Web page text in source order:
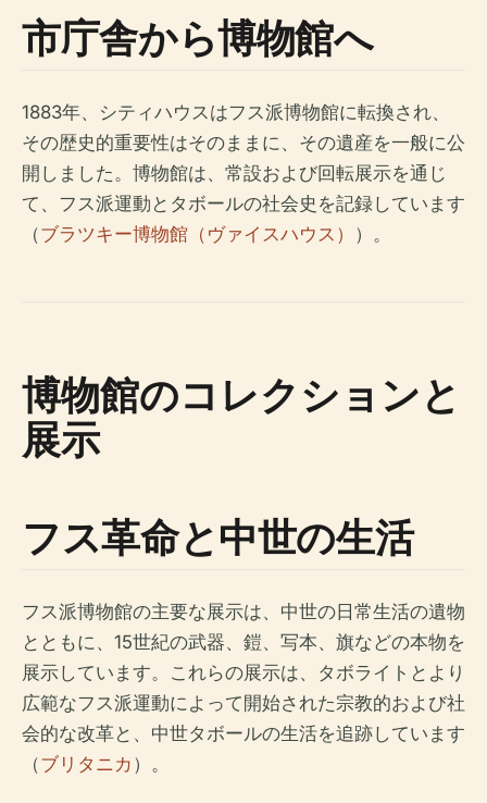
市庁舎から博物館へ
1883年、シティハウスはフス派博物館に転換され、
その歴史的重要性はそのままに、その遺産を一般に公
開しました。博物館は、常設および回転展示を通じ
て、フス派運動とタボールの社会史を記録しています
（ブラツキー博物館（ヴァイスハウス） ）。
博物館のコレクションと
展示
フス革命と中世の生活
フス派博物館の主要な展示は、中世の日常生活の遺物
とともに、15世紀の武器、鎧、写本、旗などの本物を
展示しています。これらの展示は、タボライトとより
広範なフス派運動によって開始された宗教的および社
会的な改革と、中世タボールの生活を追跡しています
（ブリタニカ ）。